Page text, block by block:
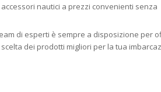
accessori nautici a prezzi convenienti senza
di esperti è sempre a disposizione per
dei prodotti migliori per la tua